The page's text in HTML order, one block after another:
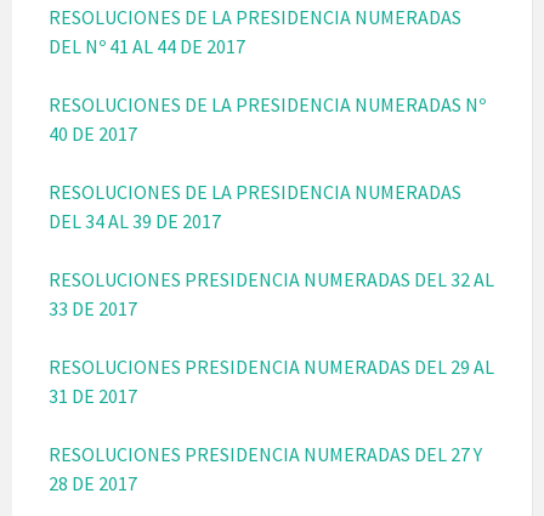
RESOLUCIONES DE LA PRESIDENCIA NUMERADAS
DEL Nº 41 AL 44 DE 2017
RESOLUCIONES DE LA PRESIDENCIA NUMERADAS Nº
40 DE 2017
RESOLUCIONES DE LA PRESIDENCIA NUMERADAS
DEL 34 AL 39 DE 2017
RESOLUCIONES PRESIDENCIA NUMERADAS DEL 32 AL
33 DE 2017
RESOLUCIONES PRESIDENCIA NUMERADAS DEL 29 AL
31 DE 2017
RESOLUCIONES PRESIDENCIA NUMERADAS DEL 27 Y
28 DE 2017